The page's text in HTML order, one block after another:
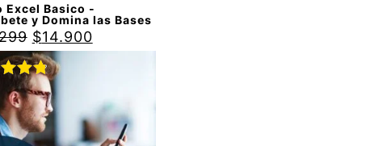
Excel Basico -
y Domina las Bases
$14.900
4.88